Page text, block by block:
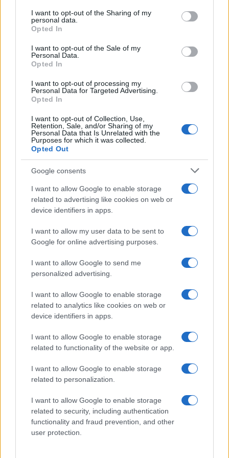
not limited to your visit or usage behaviour. You may click to
grant or deny consent to Google and its third-party tags to
use your data for below specified purposes in below Google
consent section.
I want to opt-out of the Sharing of my
personal data.
Opted In
I want to opt-out of the Sale of my
Personal Data.
Opted In
I want to opt-out of processing my
Personal Data for Targeted Advertising.
Opted In
I want to opt-out of Collection, Use,
Retention, Sale, and/or Sharing of my
Personal Data that Is Unrelated with the
Purposes for which it was collected.
Opted Out
Google consents
I want to allow Google to enable storage
related to advertising like cookies on web or
device identifiers in apps.
I want to allow my user data to be sent to
Google for online advertising purposes.
I want to allow Google to send me
personalized advertising.
I want to allow Google to enable storage
related to analytics like cookies on web or
device identifiers in apps.
I want to allow Google to enable storage
related to functionality of the website or app.
I want to allow Google to enable storage
related to personalization.
I want to allow Google to enable storage
related to security, including authentication
functionality and fraud prevention, and other
user protection.
Análisis de la crisis migratoria en Ceuta y
las críticas internacionales a Pedro
La crisis migratoria en Ceuta ha generado fuertes…
Rufián en el panorama político español
Gabriel Rufián ha logrado captar la atención mediática…
POLÍTICA